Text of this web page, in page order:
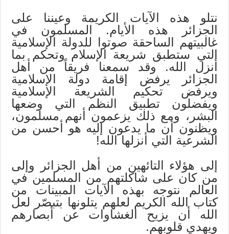
نتلو هذه الآيات الكريمة وعيننا على
الجزائر هذه الأيام. المسلمون في
غالبيتهم الساحقة صوتوا للدولة الإسلامية
التي ستطبق شريعة الإسلام وتحكم بما
أنزل الله. وقد سمعنا فريقاً من أهل
الجزائر يرفض إقامة دولة الإسلامية
ويرفض تحكيم الشريعة الإسلامية
ويفضلون تطبيق النظم التي وضعها
البشر، ومع ذلك يزعمون أنهم مسلمون،
ويظنون أن ما يدعون إليه هو أحسن من
الشرعية التي أنزلها الله!
إلى هؤلاء التائهين من أهل الجزائر وإلى
من كان على شاكلتهم من المسلمين في
العالم نتوجه بهذه الآيات المبينات من
كتاب الله الكريم لعلهم يتلونها بتبصّر لعل
الله أن يزيح الغشاوات عن أبصارهم
ويهدي قلوبهم.